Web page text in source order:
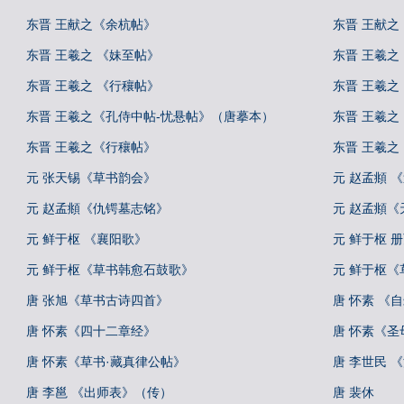
东晋 王献之《余杭帖》 东晋 王献之
东晋 王羲之 《妹至帖》 东晋 王羲之
东晋 王羲之 《行穰帖》 东晋 王羲之
东晋 王羲之《孔侍中帖-忧悬帖》（唐摹本） 东晋 王羲之
东晋 王羲之《行穰帖》 东晋 王羲之
元 张天锡《草书韵会》 元 赵孟頫
元 赵孟頫《仇锷墓志铭》 元 赵孟頫《
元 鲜于枢 《襄阳歌》 元 鲜于枢
元 鲜于枢《草书韩愈石鼓歌》 元 鲜于枢《
唐 张旭《草书古诗四首》 唐 怀素 《
唐 怀素《四十二章经》 唐 怀素《圣
唐 怀素《草书·藏真律公帖》 唐 李世民
唐 李邕 《出师表》（传） 唐 裴休